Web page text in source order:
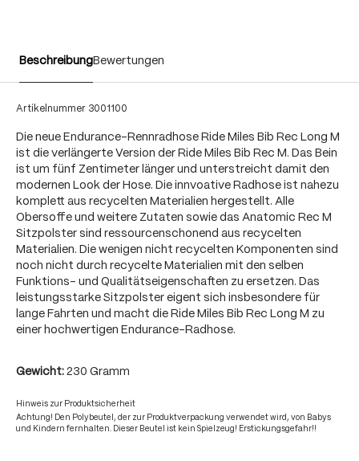
BeschreibungBewertungen
Artikelnummer 3001100
Die neue Endurance-Rennradhose Ride Miles Bib Rec Long M
ist die verlängerte Version der Ride Miles Bib Rec M. Das Bein
ist um fünf Zentimeter länger und unterstreicht damit den
modernen Look der Hose. Die innvoative Radhose ist nahezu
komplett aus recycelten Materialien hergestellt. Alle
Obersoffe und weitere Zutaten sowie das Anatomic Rec M
Sitzpolster sind ressourcenschonend aus recycelten
Materialien. Die wenigen nicht recycelten Komponenten sind
noch nicht durch recycelte Materialien mit den selben
Funktions- und Qualitätseigenschaften zu ersetzen. Das
leistungsstarke Sitzpolster eigent sich insbesondere für
lange Fahrten und macht die Ride Miles Bib Rec Long M zu
einer hochwertigen Endurance-Radhose.
Gewicht: 230 Gramm
Hinweis zur Produktsicherheit
Achtung! Den Polybeutel, der zur Produktverpackung verwendet wird, von Babys
und Kindern fernhalten. Dieser Beutel ist kein Spielzeug! Erstickungsgefahr!!